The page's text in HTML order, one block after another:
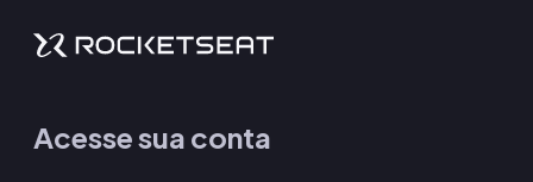
Acesse sua conta